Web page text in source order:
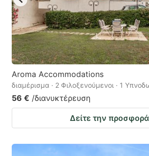
Aroma Accommodations
διαμέρισμα · 2 Φιλοξενούμενοι · 1
56 € /διανυκτέρευση
Δείτε την προσφορά